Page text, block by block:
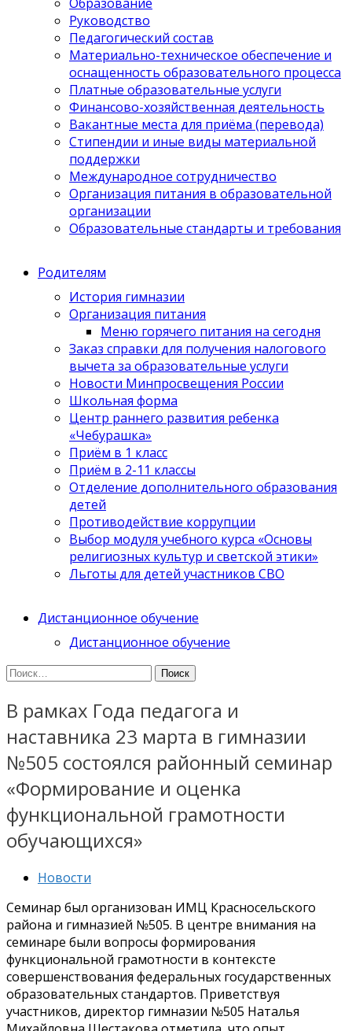
Руководство
Педагогический состав
Материально-техническое обеспечение и
оснащенность образовательного процесса
Платные образовательные услуги
Финансово-хозяйственная деятельность
Вакантные места для приёма (перевода)
Стипендии и иные виды материальной
поддержки
Международное сотрудничество
Организация питания в образовательной
организации
Образовательные стандарты и требования
Родителям
История гимназии
Организация питания
Меню горячего питания на сегодня
Заказ справки для получения налогового
вычета за образовательные услуги
Новости Минпросвещения России
Школьная форма
Центр раннего развития ребенка
«Чебурашка»
Приём в 1 класс
Приём в 2-11 классы
Отделение дополнительного образования
детей
Противодействие коррупции
Выбор модуля учебного курса «Основы
религиозных культур и светской этики»
Льготы для детей участников СВО
Дистанционное обучение
Дистанционное обучение
Найти:
В рамках Года педагога и
наставника 23 марта в гимназии
№505 состоялся районный семинар
«Формирование и оценка
функциональной грамотности
обучающихся»
Новости
Семинар был организован ИМЦ Красносельского
района и гимназией №505. В центре внимания на
семинаре были вопросы формирования
функциональной грамотности в контексте
совершенствования федеральных государственных
образовательных стандартов. Приветствуя
участников, директор гимназии №505 Наталья